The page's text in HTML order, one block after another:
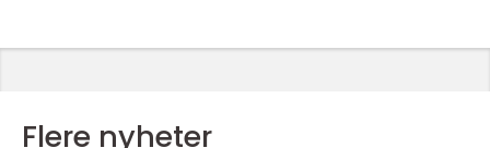
Flere nyheter